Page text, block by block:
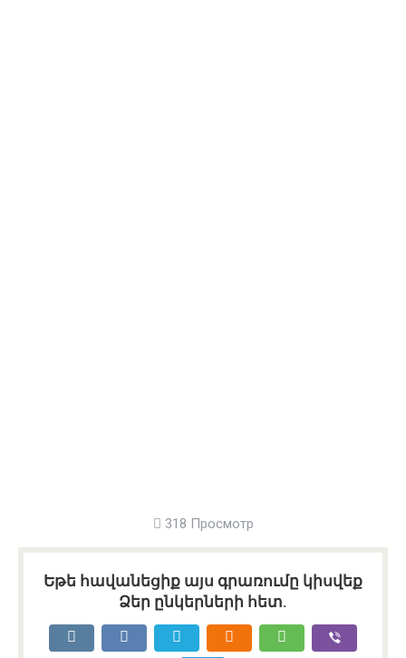
318 Просмотр
Եթե հավանեցիք այս գրառումը կիսվեք
Ձեր ընկերների հետ.